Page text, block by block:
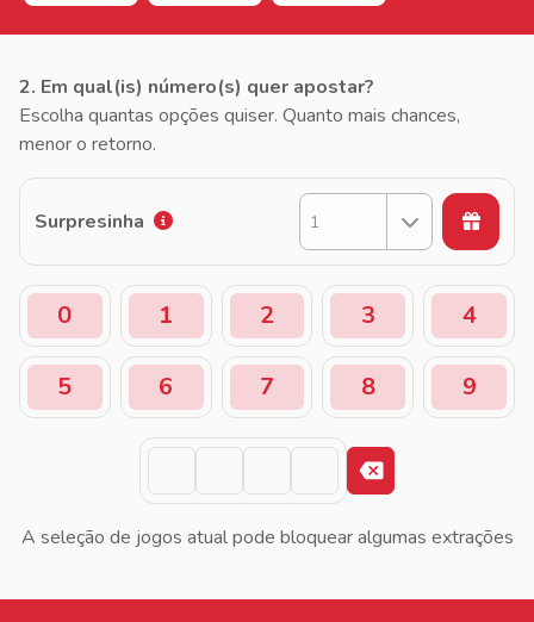
2. Em qual(is) número(s) quer apostar?
Escolha quantas opções quiser. Quanto mais chances,
menor o retorno.
Surpresinha 1
0 1 2 3 4
5 6 7 8 9
A seleção de jogos atual pode bloquear algumas extrações